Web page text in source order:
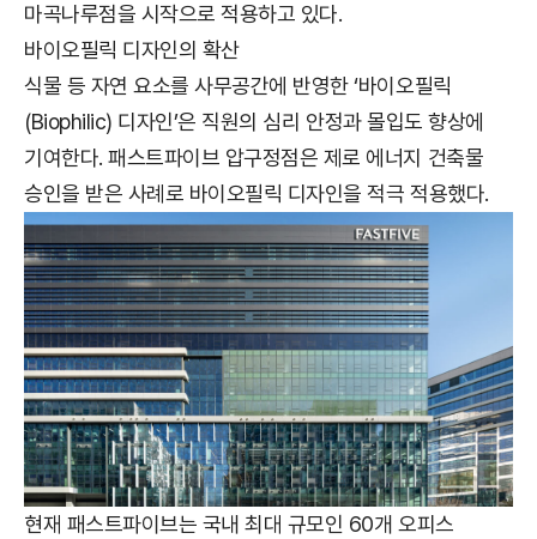
마곡나루점을 시작으로 적용하고 있다.
바이오필릭 디자인의 확산
식물 등 자연 요소를 사무공간에 반영한 ‘바이오필릭
(Biophilic) 디자인’은 직원의 심리 안정과 몰입도 향상에
기여한다. 패스트파이브 압구정점은 제로 에너지 건축물
승인을 받은 사례로 바이오필릭 디자인을 적극 적용했다.
현재 패스트파이브는 국내 최대 규모인 60개 오피스